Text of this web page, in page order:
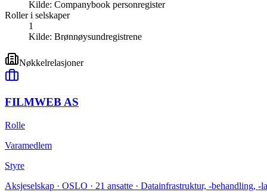
Kilde: Companybook personregister
Roller i selskaper
1
Kilde: Brønnøysundregistrene
Nøkkelrelasjoner
FILMWEB AS
Rolle
Varamedlem
Styre
Aksjeselskap · OSLO · 21 ansatte · Datainfrastruktur, -behandling,